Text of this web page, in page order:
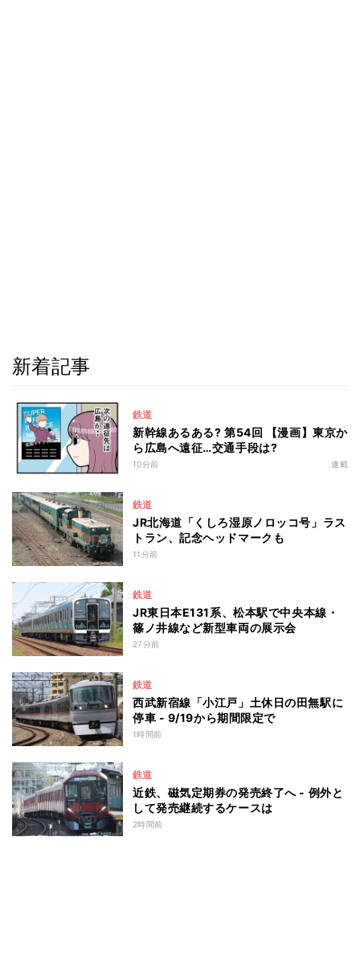
新着記事
鉄道
新幹線あるある? 第54回 【漫画】東京か
ら広島へ遠征…交通手段は?
10分前 連載
鉄道
JR北海道「くしろ湿原ノロッコ号」ラス
トラン、記念ヘッドマークも
11分前
鉄道
JR東日本E131系、松本駅で中央本線・
篠ノ井線など新型車両の展示会
27分前
鉄道
西武新宿線「小江戸」土休日の田無駅に
停車 - 9/19から期間限定で
1時間前
鉄道
近鉄、磁気定期券の発売終了へ - 例外と
して発売継続するケースは
2時間前